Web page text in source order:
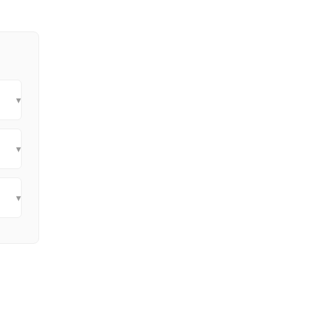
▾
▾
▾